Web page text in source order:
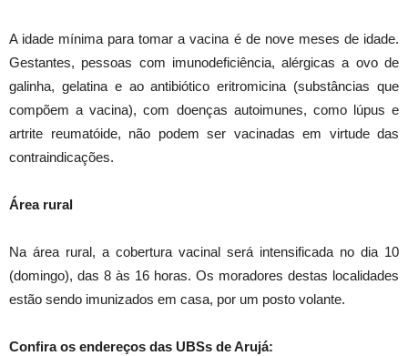
A idade mínima para tomar a vacina é de nove meses de idade.
Gestantes, pessoas com imunodeficiência, alérgicas a ovo de
galinha, gelatina e ao antibiótico eritromicina (substâncias que
compõem a vacina), com doenças autoimunes, como lúpus e
artrite reumatóide, não podem ser vacinadas em virtude das
contraindicações.
Área rural
Na área rural, a cobertura vacinal será intensificada no dia 10
(domingo), das 8 às 16 horas. Os moradores destas localidades
estão sendo imunizados em casa, por um posto volante.
Confira os endereços das UBSs de Arujá: